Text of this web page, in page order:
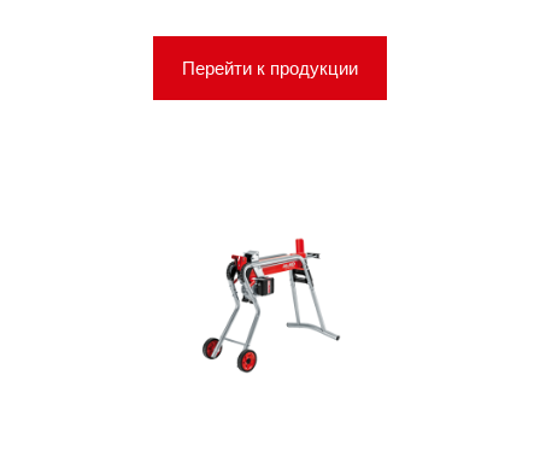
Перейти к продукции